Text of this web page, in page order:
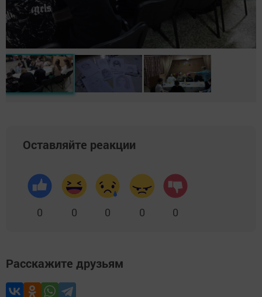
Оставляйте реакции
0 0 0 0 0
Расскажите друзьям